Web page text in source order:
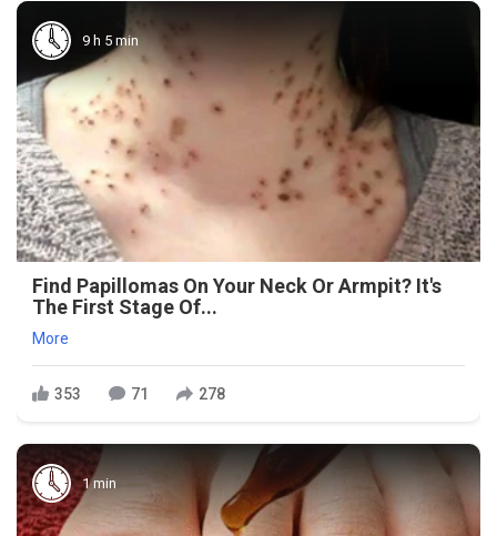
9 h 5 min
Find Papillomas On Your Neck Or Armpit? It's
The First Stage Of...
More
353 71 278
1 min